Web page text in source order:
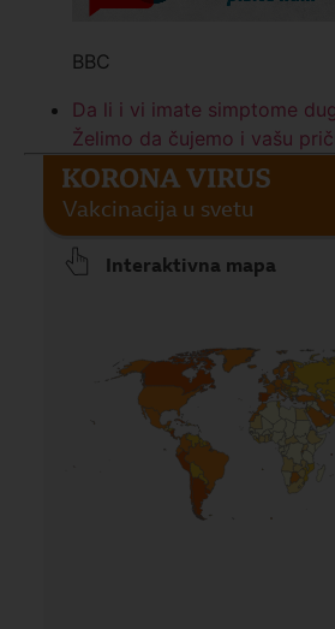
BBC
Da li i vi imate simptome
Želimo da čujemo i vašu